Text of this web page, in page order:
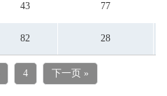
43 77
82 28
4 下一页 »